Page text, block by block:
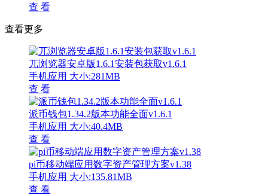
查 看
查看更多
兀浏览器安卓版1.6.1安装包获取v1.6.1
手机应用 大小:281MB
查 看
派币钱包1.34.2版本功能全面v1.6.1
手机应用 大小:40.4MB
查 看
pi币移动端应用数字资产管理方案v1.38
手机应用 大小:135.81MB
查 看